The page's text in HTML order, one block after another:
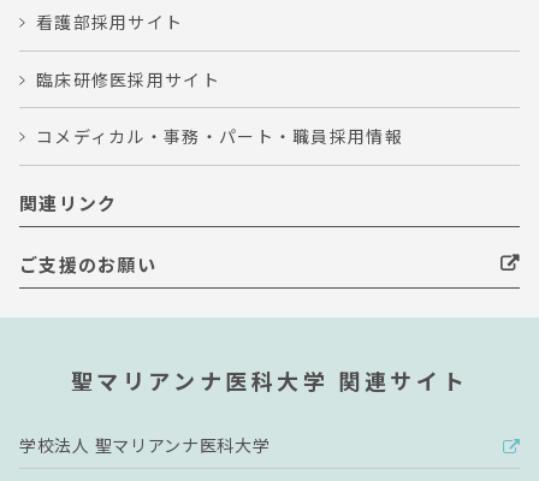
看護部採用サイト
臨床研修医採用サイト
コメディカル・事務・パート・職員採用情報
関連リンク
ご支援のお願い
聖マリアンナ医科大学 関連サイト
学校法人 聖マリアンナ医科大学